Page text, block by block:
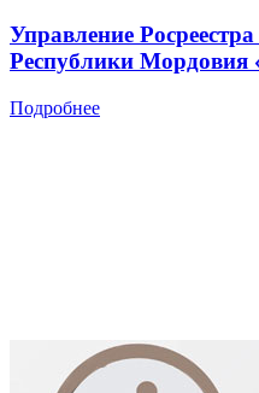
Управление
Республики
Подробнее